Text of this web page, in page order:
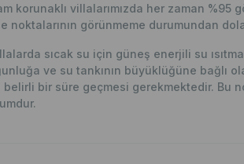
korunaklı villalarımızda her zaman %95
noktalarının görünmeme durumundan
sıcak su için güneş enerjili su
ve su tankının büyüklüğüne bağlı
belirli bir süre geçmesi gerekmektedir. Bu